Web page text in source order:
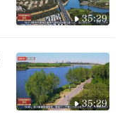
35:29
35:29